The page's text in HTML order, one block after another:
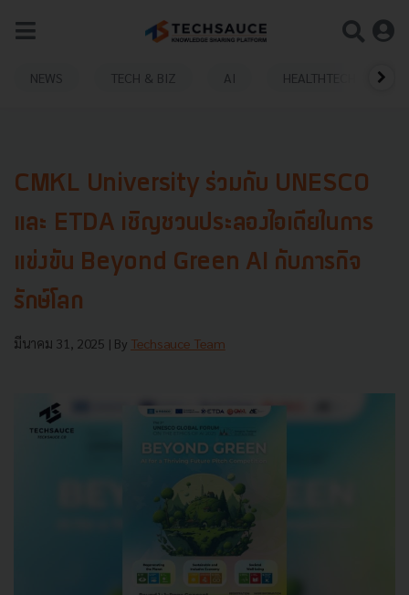
NEWS TECH & BIZ AI HEALTHTECH
CMKL University ร่วมกับ UNESCO
และ ETDA เชิญชวนประลองไอเดียในการ
แข่งขัน Beyond Green AI กับภารกิจ
รักษ์โลก
มีนาคม 31, 2025 | By Techsauce Team